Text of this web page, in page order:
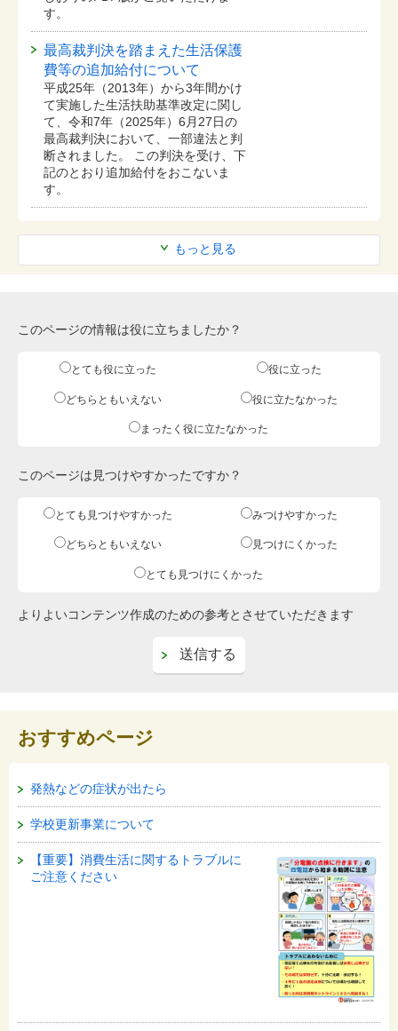
もっと見る
す。
最高裁判決を踏まえた生活保護
費等の追加給付について
平成25年（2013年）から3年間かけ
て実施した生活扶助基準改定に関し
て、令和7年（2025年）6月27日の
最高裁判決において、一部違法と判
断されました。 この判決を受け、下
記のとおり追加給付をおこないま
す。
このページの情報は役に立ちましたか？
とても役に立った 役に立った
どちらともいえない 役に立たなかった
まったく役に立たなかった
このページは見つけやすかったですか？
とても見つけやすかった みつけやすかった
どちらともいえない 見つけにくかった
とても見つけにくかった
よりよいコンテンツ作成のための参考とさせていただきます
おすすめページ
発熱などの症状が出たら
学校更新事業について
【重要】消費生活に関するトラブルに
ご注意ください